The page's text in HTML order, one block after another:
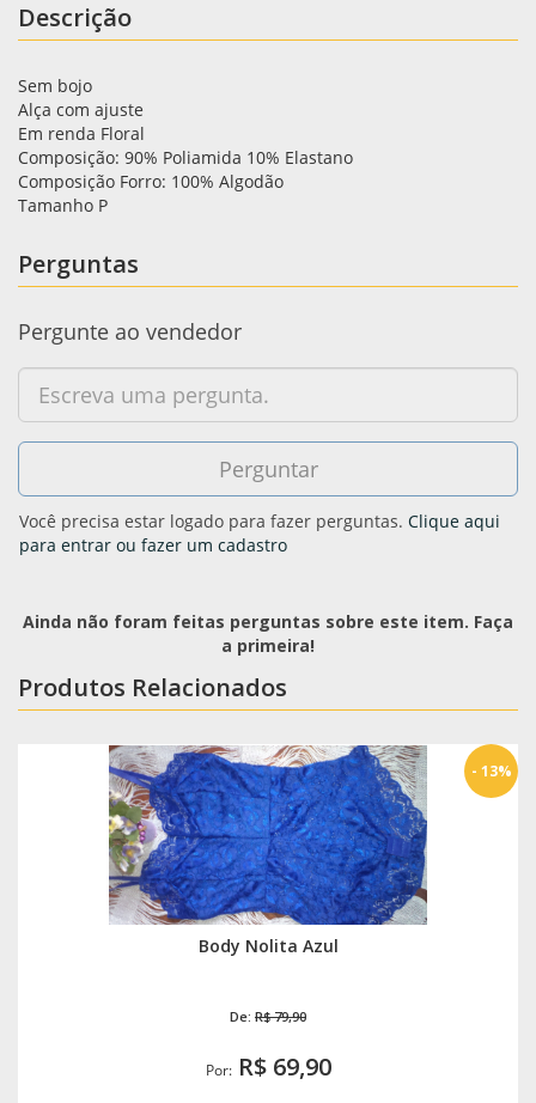
Descrição
Sem bojo
Alça com ajuste
Em renda Floral
Composição: 90% Poliamida 10% Elastano
Composição Forro: 100% Algodão
Tamanho P
Perguntas
Pergunte ao vendedor
Você precisa estar logado para fazer perguntas. Clique aqui
para entrar ou fazer um cadastro
Ainda não foram feitas perguntas sobre este item. Faça
a primeira!
Produtos Relacionados
Body Nolita Azul
De: R$ 79,90
Por:R$ 69,90
- 13%